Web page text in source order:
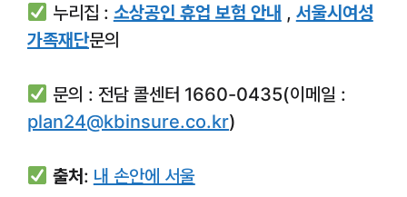
누리집 : 소상공인 휴업 보험 안내 , 서울시여성
가족재단문의
문의 : 전담 콜센터 1660-0435(이메일 :
plan24@kbinsure.co.kr)
출처: 내 손안에 서울